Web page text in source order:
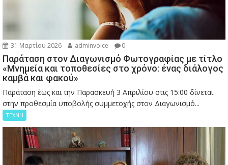
31 Μαρτίου 2026 adminvoice 0
Παράταση στον Διαγωνισμό Φωτογραφίας με τίτλο
«Μνημεία και τοποθεσίες στο χρόνο: ένας διάλογος
καμβά και φακού»
Παράταση έως και την Παρασκευή 3 Απριλίου στις 15:00 δίνεται
στην προθεσμία υποβολής συμμετοχής στον Διαγωνισμό...
ΤΕΧΝΗ